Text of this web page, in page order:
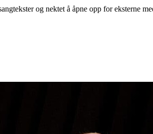
og nektet å åpne opp for eksterne